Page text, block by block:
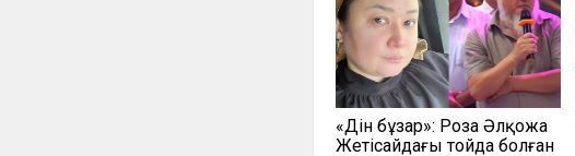
«Дін бұзар»: Роза Әлқожа
Жетісайдағы тойда болған